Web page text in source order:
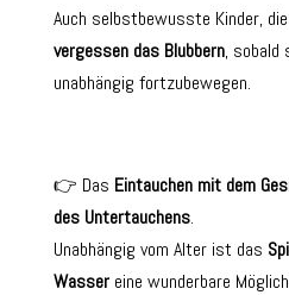
Auch selbstbewusste Kinder,
vergessen das Blubbern, sobald
unabhängig fortzubewegen.
👉 Das Eintauchen mit dem
des Untertauchens.
Unabhängig vom Alter ist das
Wassereine wunderbare